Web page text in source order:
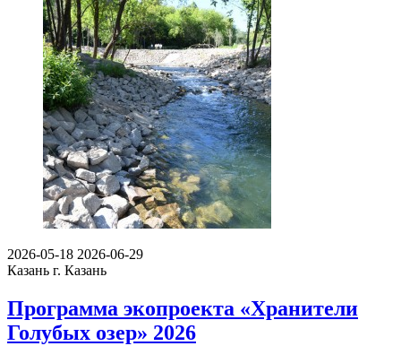
2026-05-18 2026-06-29
Казань г. Казань
Программа экопроекта «Хранители
Голубых озер» 2026